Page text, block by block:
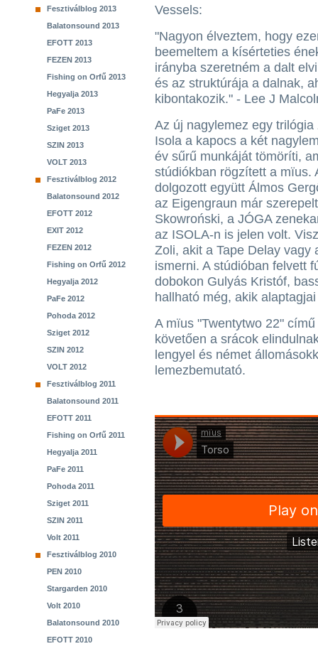
Fesztiválblog 2013
Balatonsound 2013
EFOTT 2013
FEZEN 2013
Fishing on Orfű 2013
Hegyalja 2013
PaFe 2013
Sziget 2013
SZIN 2013
VOLT 2013
Fesztiválblog 2012
Balatonsound 2012
EFOTT 2012
EXIT 2012
FEZEN 2012
Fishing on Orfű 2012
Hegyalja 2012
PaFe 2012
Pohoda 2012
Sziget 2012
SZIN 2012
VOLT 2012
Fesztiválblog 2011
Balatonsound 2011
EFOTT 2011
Fishing on Orfű 2011
Hegyalja 2011
PaFe 2011
Pohoda 2011
Sziget 2011
SZIN 2011
Volt 2011
Fesztiválblog 2010
PEN 2010
Stargarden 2010
Volt 2010
Balatonsound 2010
EFOTT 2010
Vessels:
"Nagyon élveztem, hogy
beemeltem a kísérteties
irányba szeretném a dalt
és az struktúrája a dalnak,
kibontakozik." - Lee J
Az új nagylemez egy
Isola a kapocs a két
év sűrű munkáját tömöríti,
stúdiókban rögzített a mïus.
dolgozott együtt Álmos
az Eigengraun már
Skowroński, a JÓGA
az ISOLA-n is jelen volt.
Zoli, akit a Tape Delay vagy
ismerni. A stúdióban felvett
dobokon Gulyás Kristóf,
hallható még, akik
A mïus "Twentytwo 22"
követően a srácok
lengyel és német
lemezbemutató.